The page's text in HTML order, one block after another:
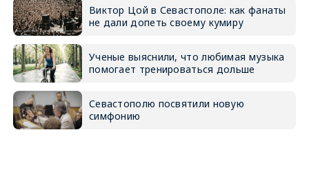
Виктор Цой в Севастополе: как фанаты
не дали допеть своему кумиру
Ученые выяснили, что любимая музыка
помогает тренироваться дольше
Севастополю посвятили новую
симфонию